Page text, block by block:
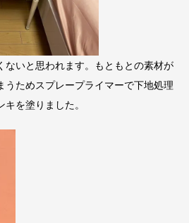
いと思われます。もともとの素材が
うためスプレープライマーで下地処理
を塗りました。